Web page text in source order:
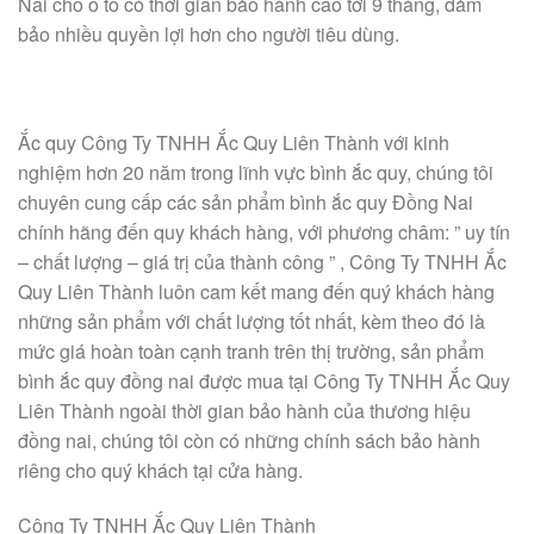
bảo nhiều quyền lợi hơn cho người tiêu dùng.
Ắc quy Công Ty TNHH Ắc Quy Liên Thành với kinh
nghiệm hơn 20 năm trong lĩnh vực bình ắc quy, chúng tôi
chuyên cung cấp các sản phẩm bình ắc quy Đồng Nai
chính hãng đến quy khách hàng, với phương châm: ” uy tín
– chất lượng – giá trị của thành công ” , Công Ty TNHH Ắc
Quy Liên Thành luôn cam kết mang đến quý khách hàng
những sản phẩm với chất lượng tốt nhất, kèm theo đó là
mức giá hoàn toàn cạnh tranh trên thị trường, sản phẩm
bình ắc quy đồng nai được mua tại Công Ty TNHH Ắc Quy
Liên Thành ngoài thời gian bảo hành của thương hiệu
đồng nai, chúng tôi còn có những chính sách bảo hành
riêng cho quý khách tại cửa hàng.
Công Ty TNHH Ắc Quy Liên Thành